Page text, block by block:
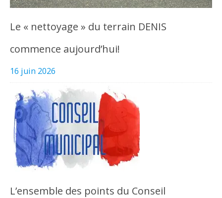
Le « nettoyage » du terrain DENIS
commence aujourd’hui!
16 juin 2026
L’ensemble des points du Conseil